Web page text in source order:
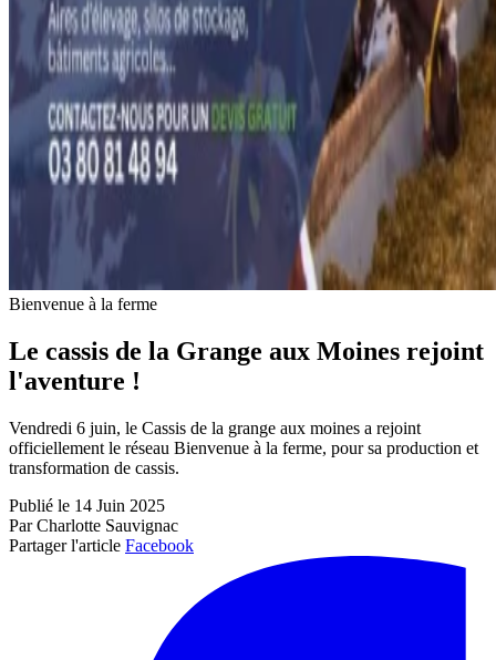
Bienvenue à la ferme
Le cassis de la Grange aux Moines rejoint
l'aventure !
Vendredi 6 juin, le Cassis de la grange aux moines a rejoint
officiellement le réseau Bienvenue à la ferme, pour sa production et
transformation de cassis.
Publié le 14 Juin 2025
Par Charlotte Sauvignac
Partager l'article Facebook